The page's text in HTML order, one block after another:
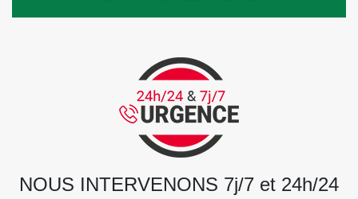
NOUS INTERVENONS 7j/7 et 24h/24